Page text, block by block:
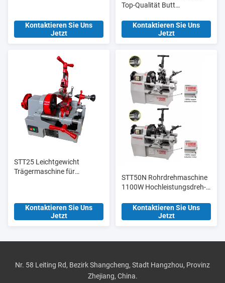
Hochleistungsmodell
Kontaktieren Sie Uns
Jetzt
Top-Qualität Butt
Fusion Verbindung für
Baustoffgeschäfte
Kontaktieren Sie Uns
Jetzt
STT25 Leichtgewicht
Trägermaschine für
Kontaktieren Sie Uns
Jetzt
STT50N Rohrdrehmaschine
1100W Hochleistungsdreh-
Kontaktieren Sie Uns
Jetzt
Nr. 58 Leiting Rd, Bezirk Shangcheng, Stadt Hangzhou, Provinz
Zhejiang, China.